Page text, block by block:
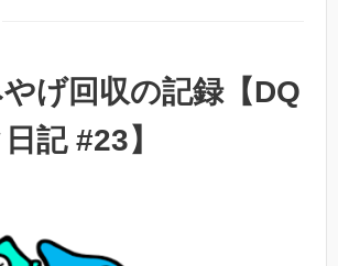
げ回収の記録【DQ
記 #23】